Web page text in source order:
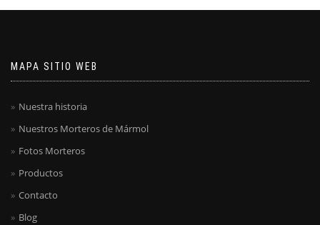
MAPA SITIO WEB
Nuestra historia
Nuestros Morteros de Mármol
Fotos Morteros
Productos
Contacto
Blog